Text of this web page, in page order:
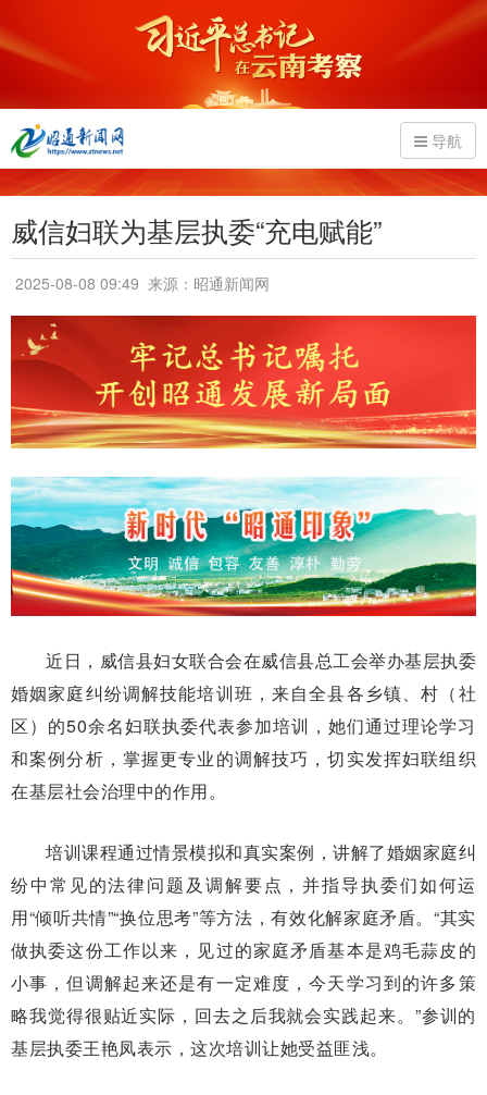
导航
威信妇联为基层执委“充电赋能”
2025-08-08 09:49 来源：昭通新闻网
近日，威信县妇女联合会在威信县总工会举办基层执委
婚姻家庭纠纷调解技能培训班，来自全县各乡镇、村（社
区）的50余名妇联执委代表参加培训，她们通过理论学习
和案例分析，掌握更专业的调解技巧，切实发挥妇联组织
在基层社会治理中的作用。
培训课程通过情景模拟和真实案例，讲解了婚姻家庭纠
纷中常见的法律问题及调解要点，并指导执委们如何运
用“倾听共情”“换位思考”等方法，有效化解家庭矛盾。“其实
做执委这份工作以来，见过的家庭矛盾基本是鸡毛蒜皮的
小事，但调解起来还是有一定难度，今天学习到的许多策
略我觉得很贴近实际，回去之后我就会实践起来。”参训的
基层执委王艳凤表示，这次培训让她受益匪浅。